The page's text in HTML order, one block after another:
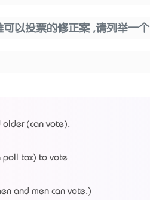
以投票的修正案 ,请列举一个
(can vote).
tax) to vote
and men can vote.)